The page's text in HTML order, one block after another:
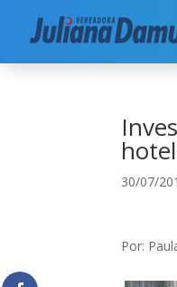
Início|
30/07/
Por: